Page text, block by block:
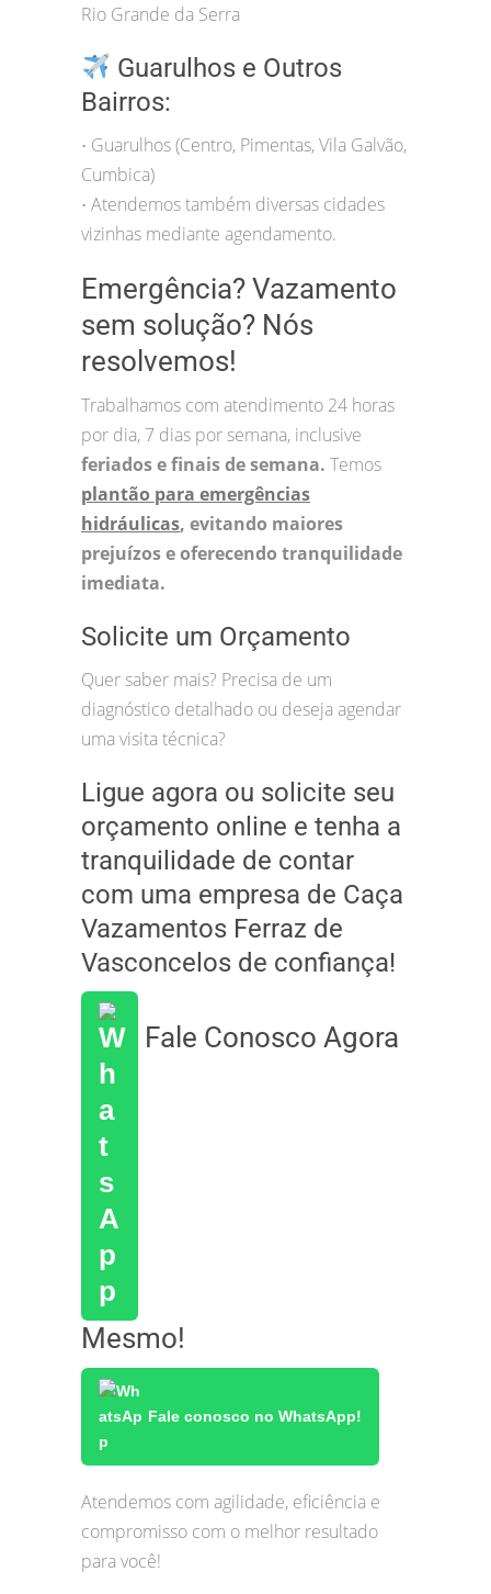
Rio Grande da Serra
Guarulhos e Outros
Bairros:
• Guarulhos (Centro, Pimentas, Vila Galvão,
Cumbica)
• Atendemos também diversas cidades
vizinhas mediante agendamento.
Emergência? Vazamento
sem solução? Nós
resolvemos!
Trabalhamos com atendimento 24 horas
por dia, 7 dias por semana, inclusive
feriados e finais de semana. Temos
plantão para emergências
hidráulicas, evitando maiores
prejuízos e oferecendo tranquilidade
imediata.
Solicite um Orçamento
Quer saber mais? Precisa de um
diagnóstico detalhado ou deseja agendar
uma visita técnica?
Ligue agora ou solicite seu
orçamento online e tenha a
tranquilidade de contar
com uma empresa de Caça
Vazamentos Ferraz de
Vasconcelos de confiança!
Fale Conosco Agora
Mesmo!
Fale conosco no WhatsApp!
Atendemos com agilidade, eficiência e
compromisso com o melhor resultado
para você!